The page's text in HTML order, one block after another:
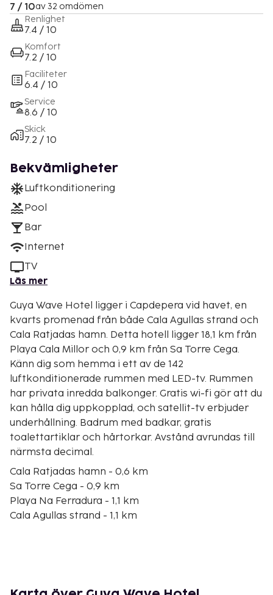
7 / 10av 32 omdömen
Renlighet
7.4 / 10
Komfort
7.2 / 10
Faciliteter
6.4 / 10
Service
8.6 / 10
Skick
7.2 / 10
Bekvämligheter
Luftkonditionering
Pool
Bar
Internet
TV
Läs mer
Guya Wave Hotel ligger i Capdepera vid havet, en
kvarts promenad från både Cala Agullas strand och
Cala Ratjadas hamn. Detta hotell ligger 18,1 km från
Playa Cala Millor och 0,9 km från Sa Torre Cega.
Känn dig som hemma i ett av de 142
luftkonditionerade rummen med LED-tv. Rummen
har privata inredda balkonger. Gratis wi-fi gör att du
kan hålla dig uppkopplad, och satellit-tv erbjuder
underhållning. Badrum med badkar, gratis
toalettartiklar och hårtorkar. Avstånd avrundas till
närmsta decimal.
Cala Ratjadas hamn - 0,6 km
Sa Torre Cega - 0,9 km
Playa Na Ferradura - 1,1 km
Cala Agullas strand - 1,1 km
Cala Moltó - 2,1 km